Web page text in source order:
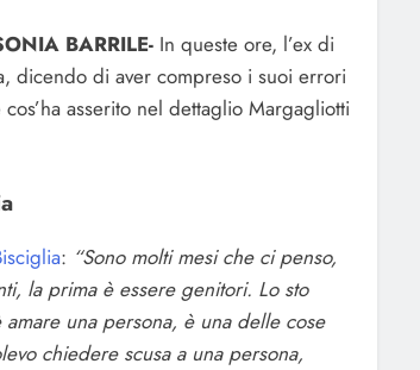
BARRILE- In queste ore, l’ex di
dicendo di aver compreso i suoi errori
asserito nel dettaglio Margagliotti
: “Sono molti mesi che ci penso,
la prima è essere genitori. Lo sto
una persona, è una delle cose
chiedere scusa a una persona,